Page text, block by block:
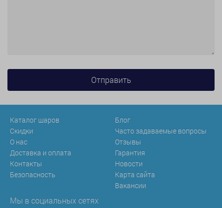
Каталог шаров
Скидки
О нас
Доставка и оплата
Контакты
Безопасность
Блог
Часто задаваемые вопросы
Отзывы
Гарантия
Новости
Карта сайта
Вакансии
Мы в социальных сетях